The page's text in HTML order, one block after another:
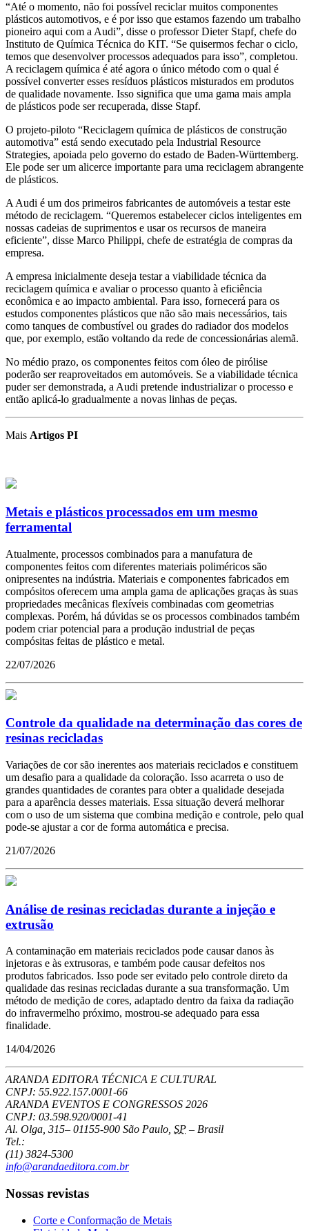
“Até o momento, não foi possível reciclar muitos componentes
plásticos automotivos, e é por isso que estamos fazendo um trabalho
pioneiro aqui com a Audi”, disse o professor Dieter Stapf, chefe do
Instituto de Química Técnica do KIT. “Se quisermos fechar o ciclo,
temos que desenvolver processos adequados para isso”, completou.
A reciclagem química é até agora o único método com o qual é
possível converter esses resíduos plásticos misturados em produtos
de qualidade novamente. Isso significa que uma gama mais ampla
de plásticos pode ser recuperada, disse Stapf.
O projeto-piloto “Reciclagem química de plásticos de construção
automotiva” está sendo executado pela Industrial Resource
Strategies, apoiada pelo governo do estado de Baden-Württemberg.
Ele pode ser um alicerce importante para uma reciclagem abrangente
de plásticos.
A Audi é um dos primeiros fabricantes de automóveis a testar este
método de reciclagem. “Queremos estabelecer ciclos inteligentes em
nossas cadeias de suprimentos e usar os recursos de maneira
eficiente”, disse Marco Philippi, chefe de estratégia de compras da
empresa.
A empresa inicialmente deseja testar a viabilidade técnica da
reciclagem química e avaliar o processo quanto à eficiência
econômica e ao impacto ambiental. Para isso, fornecerá para os
estudos componentes plásticos que não são mais necessários, tais
como tanques de combustível ou grades do radiador dos modelos
que, por exemplo, estão voltando da rede de concessionárias alemã.
No médio prazo, os componentes feitos com óleo de pirólise
poderão ser reaproveitados em automóveis. Se a viabilidade técnica
puder ser demonstrada, a Audi pretende industrializar o processo e
então aplicá-lo gradualmente a novas linhas de peças.
Mais Artigos PI
Metais e plásticos processados em um mesmo
ferramental
Atualmente, processos combinados para a manufatura de
componentes feitos com diferentes materiais poliméricos são
onipresentes na indústria. Materiais e componentes fabricados em
compósitos oferecem uma ampla gama de aplicações graças às suas
propriedades mecânicas flexíveis combinadas com geometrias
complexas. Porém, há dúvidas se os processos combinados também
podem criar potencial para a produção industrial de peças
compósitas feitas de plástico e metal.
22/07/2026
Controle da qualidade na determinação das cores de
resinas recicladas
Variações de cor são inerentes aos materiais reciclados e constituem
um desafio para a qualidade da coloração. Isso acarreta o uso de
grandes quantidades de corantes para obter a qualidade desejada
para a aparência desses materiais. Essa situação deverá melhorar
com o uso de um sistema que combina medição e controle, pelo qual
pode-se ajustar a cor de forma automática e precisa.
21/07/2026
Análise de resinas recicladas durante a injeção e
extrusão
A contaminação em materiais reciclados pode causar danos às
injetoras e às extrusoras, e também pode causar defeitos nos
produtos fabricados. Isso pode ser evitado pelo controle direto da
qualidade das resinas recicladas durante a sua transformação. Um
método de medição de cores, adaptado dentro da faixa da radiação
do infravermelho próximo, mostrou-se adequado para essa
finalidade.
14/04/2026
ARANDA EDITORA TÉCNICA E CULTURAL
CNPJ: 55.922.157.0001-66
ARANDA EVENTOS E CONGRESSOS 2026
CNPJ: 03.598.920/0001-41
Al. Olga, 315– 01155-900 São Paulo, SP – Brasil
Tel.:
(11) 3824-5300
info@arandaeditora.com.br
Nossas revistas
Corte e Conformação de Metais